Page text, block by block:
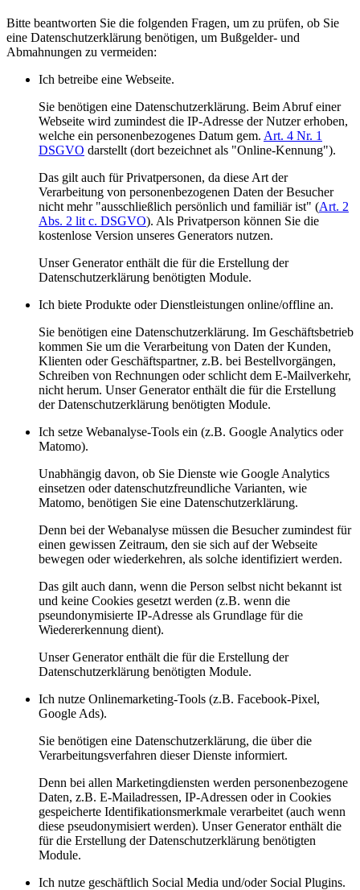
Bitte beantworten Sie die folgenden Fragen, um zu prüfen, ob Sie
eine Datenschutzerklärung benötigen, um Bußgelder- und
Abmahnungen zu vermeiden:
Ich betreibe eine Webseite.
Sie benötigen eine Datenschutzerklärung. Beim Abruf einer
Webseite wird zumindest die IP-Adresse der Nutzer erhoben,
welche ein personenbezogenes Datum gem. Art. 4 Nr. 1
DSGVO darstellt (dort bezeichnet als "Online-Kennung").
Das gilt auch für Privatpersonen, da diese Art der
Verarbeitung von personenbezogenen Daten der Besucher
nicht mehr "ausschließlich persönlich und familiär ist" (Art. 2
Abs. 2 lit c. DSGVO). Als Privatperson können Sie die
kostenlose Version unseres Generators nutzen.
Unser Generator enthält die für die Erstellung der
Datenschutzerklärung benötigten Module.
Ich biete Produkte oder Dienstleistungen online/offline an.
Sie benötigen eine Datenschutzerklärung. Im Geschäftsbetrieb
kommen Sie um die Verarbeitung von Daten der Kunden,
Klienten oder Geschäftspartner, z.B. bei Bestellvorgängen,
Schreiben von Rechnungen oder schlicht dem E-Mailverkehr,
nicht herum. Unser Generator enthält die für die Erstellung
der Datenschutzerklärung benötigten Module.
Ich setze Webanalyse-Tools ein (z.B. Google Analytics oder
Matomo).
Unabhängig davon, ob Sie Dienste wie Google Analytics
einsetzen oder datenschutzfreundliche Varianten, wie
Matomo, benötigen Sie eine Datenschutzerklärung.
Denn bei der Webanalyse müssen die Besucher zumindest für
einen gewissen Zeitraum, den sie sich auf der Webseite
bewegen oder wiederkehren, als solche identifiziert werden.
Das gilt auch dann, wenn die Person selbst nicht bekannt ist
und keine Cookies gesetzt werden (z.B. wenn die
pseundonymisierte IP-Adresse als Grundlage für die
Wiedererkennung dient).
Unser Generator enthält die für die Erstellung der
Datenschutzerklärung benötigten Module.
Ich nutze Onlinemarketing-Tools (z.B. Facebook-Pixel,
Google Ads).
Sie benötigen eine Datenschutzerklärung, die über die
Verarbeitungsverfahren dieser Dienste informiert.
Denn bei allen Marketingdiensten werden personenbezogene
Daten, z.B. E-Mailadressen, IP-Adressen oder in Cookies
gespeicherte Identifikationsmerkmale verarbeitet (auch wenn
diese pseudonymisiert werden). Unser Generator enthält die
für die Erstellung der Datenschutzerklärung benötigten
Module.
Ich nutze geschäftlich Social Media und/oder Social Plugins.